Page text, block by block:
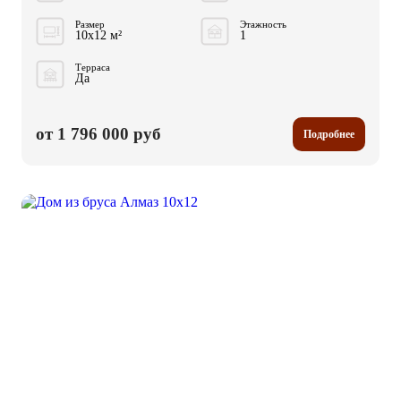
Размер
10x12 м²
Этажность
1
Терраса
Да
от 1 796 000 руб Подробнее